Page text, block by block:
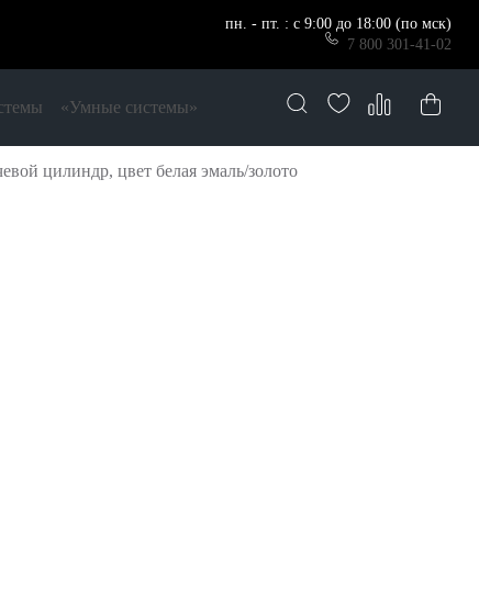
пн. - пт. : с 9:00 до 18:00 (по мск)
7 800 301-41-02
«Умные системы»
цилиндр, цвет белая эмаль/золото